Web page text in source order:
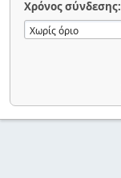
Χρόνος σύνδεσης: